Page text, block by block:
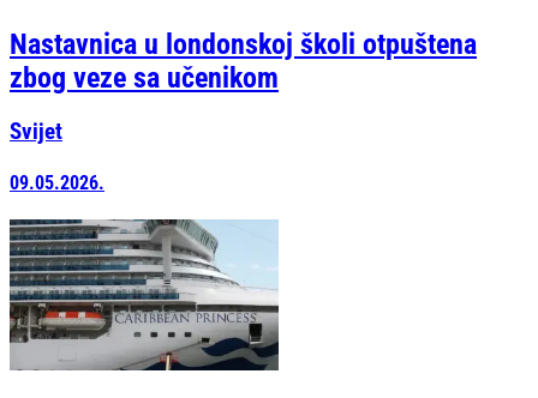
Nastavnica u londonskoj školi otpuštena
zbog veze sa učenikom
Svijet
09.05.2026.